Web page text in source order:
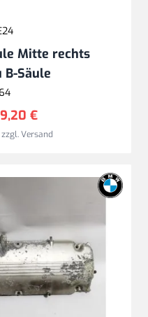
Mitte rechts
Säule
€
zzgl.Versand